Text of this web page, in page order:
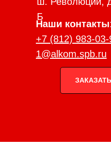
Б
Наши контакты:
+7 (812) 983-03-
1@alkom.spb.ru